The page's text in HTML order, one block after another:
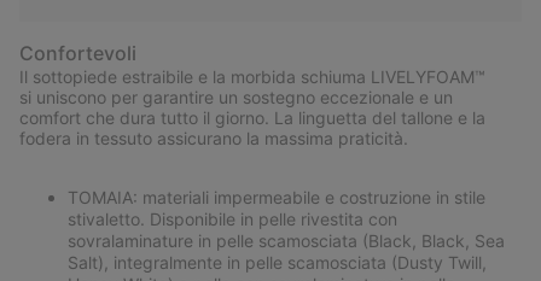
Confortevoli
Il sottopiede estraibile e la morbida schiuma LIVELYFOAM™
si uniscono per garantire un sostegno eccezionale e un
comfort che dura tutto il giorno. La linguetta del tallone e la
fodera in tessuto assicurano la massima praticità.
TOMAIA: materiali impermeabile e costruzione in stile
stivaletto. Disponibile in pelle rivestita con
sovralaminature in pelle scamosciata (Black, Black, Sea
Salt), integralmente in pelle scamosciata (Dusty Twill,